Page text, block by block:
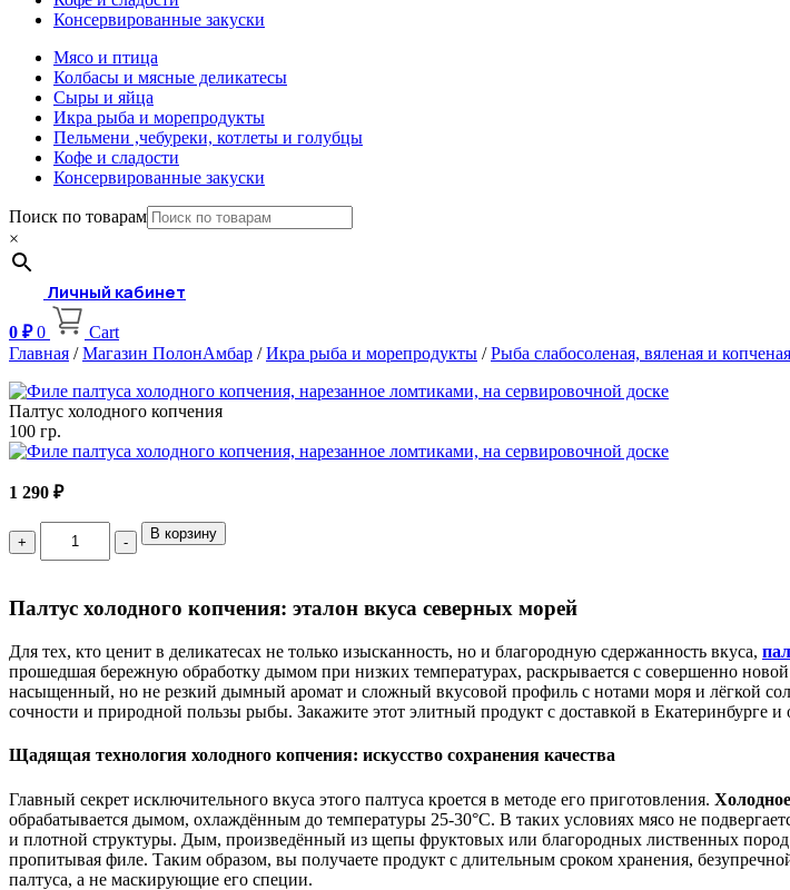
Консервированные закуски
Мясо и птица
Колбасы и мясные деликатесы
Сыры и яйца
Икра рыба и морепродукты
Пельмени ,чебуреки, котлеты и голубцы
Кофе и сладости
Консервированные закуски
Поиск по товарам
×
Личный кабинет
0 ₽ 0
Cart
Главная /Магазин ПолонАмбар /Икра рыба и морепродукты /Рыба слабосоленая, вяленая и копченая
Палтус холодного копчения
100 гр.
1 290 ₽
Quantity
В корзину
Палтус холодного копчения: эталон вкуса северных морей
Для тех, кто ценит в деликатесах не только изысканность, но и благородную сдержанность вкуса,
прошедшая бережную обработку дымом при низких температурах, раскрывается с совершенно
насыщенный, но не резкий дымный аромат и сложный вкусовой профиль с нотами моря и лёгкой
сочности и природной пользы рыбы. Закажите этот элитный продукт с доставкой в Екатеринбурге
Щадящая технология холодного копчения: искусство сохранения качества
Главный секрет исключительного вкуса этого палтуса кроется в методе его приготовления.
обрабатывается дымом, охлаждённым до температуры 25-30°C. В таких условиях мясо не
и плотной структуры. Дым, произведённый из щепы фруктовых или благородных лиственных пород
пропитывая филе. Таким образом, вы получаете продукт с длительным сроком хранения,
палтуса, а не маскирующие его специи.